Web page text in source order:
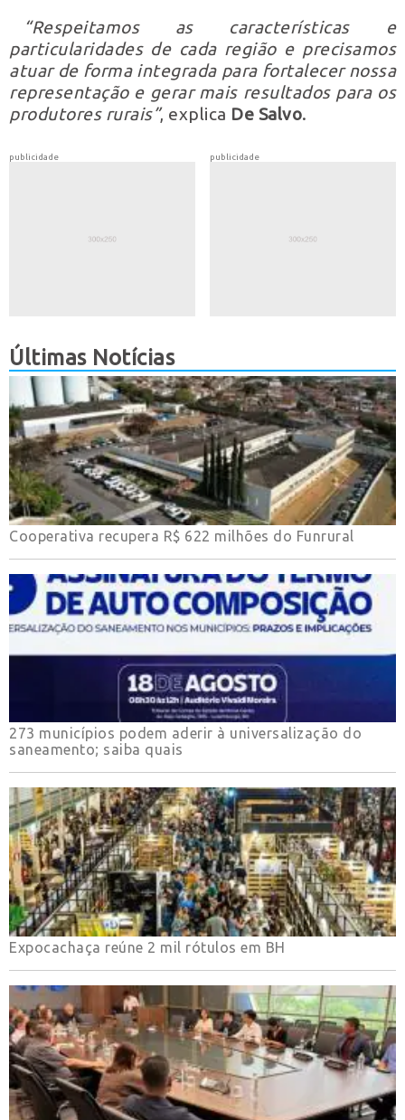
“Respeitamos as características e
particularidades de cada região e precisamos
atuar de forma integrada para fortalecer nossa
representação e gerar mais resultados para os
produtores rurais”, explica De Salvo.
publicidade
Últimas Notícias
Cooperativa recupera R$ 622 milhões do Funrural
273 municípios podem aderir à universalização do
saneamento; saiba quais
Expocachaça reúne 2 mil rótulos em BH
publicidade